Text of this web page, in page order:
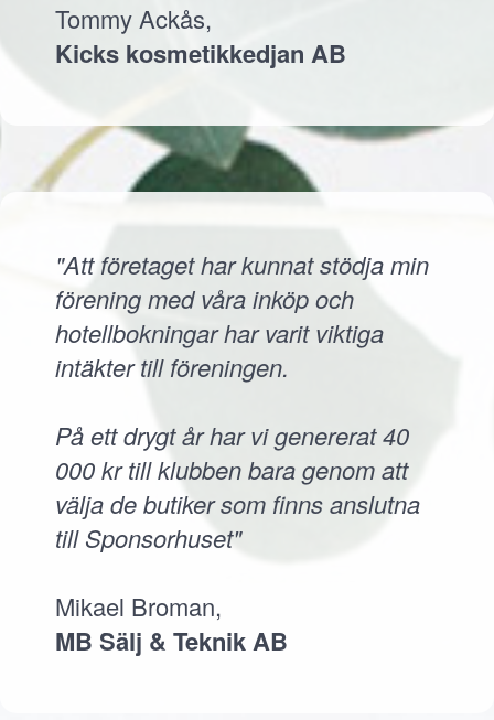
Tommy Ackås,
Kicks kosmetikkedjan AB
"Att företaget har kunnat stödja min
förening med våra inköp och
hotellbokningar har varit viktiga
intäkter till föreningen.
På ett drygt år har vi genererat 40
000 kr till klubben bara genom att
välja de butiker som finns anslutna
till Sponsorhuset"
Mikael Broman,
MB Sälj & Teknik AB